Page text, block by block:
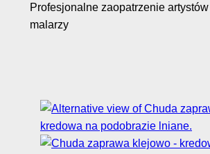
Profesjonalne zaopatrzenie artystów
malarzy